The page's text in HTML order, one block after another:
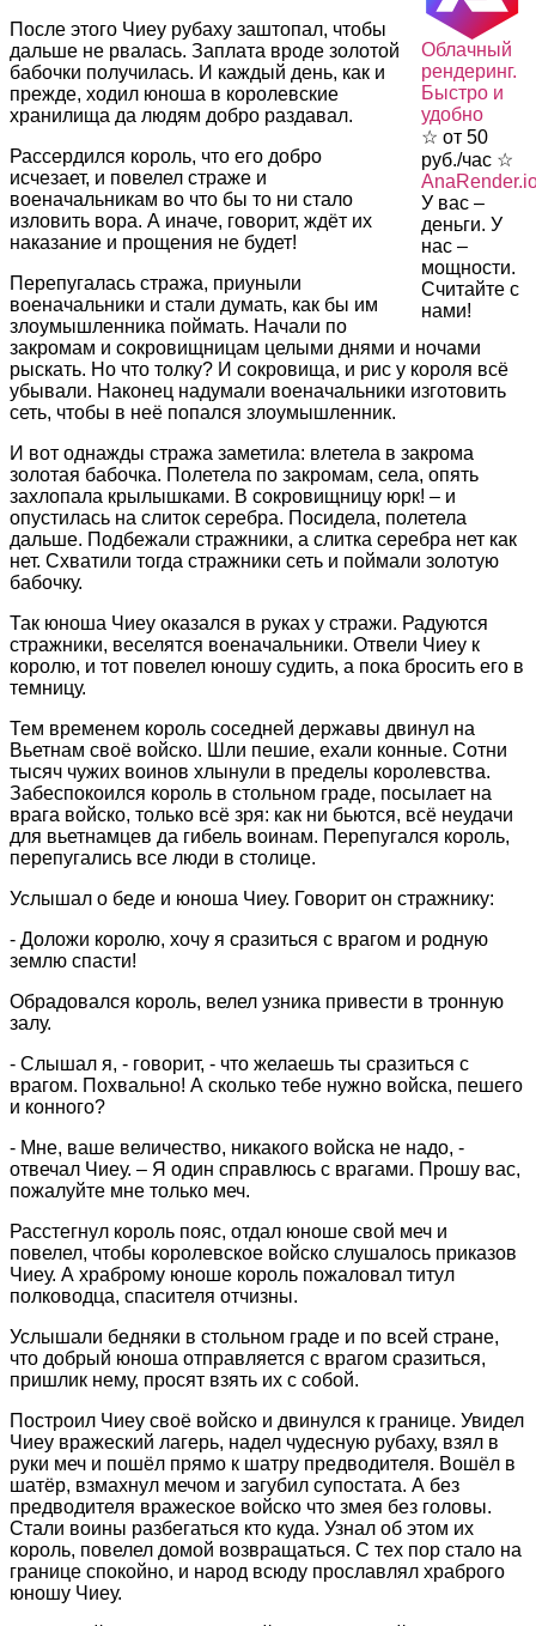
Облачный
рендеринг.
Быстро и
удобно
☆ от 50
руб./час ☆
У вас –
деньги. У
нас –
мощности.
Считайте с
нами!
После этого Чиеу рубаху заштопал, чтобы
дальше не рвалась. Заплата вроде золотой
бабочки получилась. И каждый день, как и
прежде, ходил юноша в королевские
хранилища да людям добро раздавал.
Рассердился король, что его добро
исчезает, и повелел страже и
военачальникам во что бы то ни стало
изловить вора. А иначе, говорит, ждёт их
наказание и прощения не будет!
Перепугалась стража, приуныли
военачальники и стали думать, как бы им
злоумышленника поймать. Начали по
закромам и сокровищницам целыми днями и ночами
рыскать. Но что толку? И сокровища, и рис у короля всё
убывали. Наконец надумали военачальники изготовить
сеть, чтобы в неё попался злоумышленник.
И вот однажды стража заметила: влетела в закрома
золотая бабочка. Полетела по закромам, села, опять
захлопала крылышками. В сокровищницу юрк! – и
опустилась на слиток серебра. Посидела, полетела
дальше. Подбежали стражники, а слитка серебра нет как
нет. Схватили тогда стражники сеть и поймали золотую
бабочку.
Так юноша Чиеу оказался в руках у стражи. Радуются
стражники, веселятся военачальники. Отвели Чиеу к
королю, и тот повелел юношу судить, а пока бросить его в
темницу.
Тем временем король соседней державы двинул на
Вьетнам своё войско. Шли пешие, ехали конные. Сотни
тысяч чужих воинов хлынули в пределы королевства.
Забеспокоился король в стольном граде, посылает на
врага войско, только всё зря: как ни бьются, всё неудачи
для вьетнамцев да гибель воинам. Перепугался король,
перепугались все люди в столице.
Услышал о беде и юноша Чиеу. Говорит он стражнику:
- Доложи королю, хочу я сразиться с врагом и родную
землю спасти!
Обрадовался король, велел узника привести в тронную
залу.
- Слышал я, - говорит, - что желаешь ты сразиться с
врагом. Похвально! А сколько тебе нужно войска, пешего
и конного?
- Мне, ваше величество, никакого войска не надо, -
отвечал Чиеу. – Я один справлюсь с врагами. Прошу вас,
пожалуйте мне только меч.
Расстегнул король пояс, отдал юноше свой меч и
повелел, чтобы королевское войско слушалось приказов
Чиеу. А храброму юноше король пожаловал титул
полководца, спасителя отчизны.
Услышали бедняки в стольном граде и по всей стране,
что добрый юноша отправляется с врагом сразиться,
пришлик нему, просят взять их с собой.
Построил Чиеу своё войско и двинулся к границе. Увидел
Чиеу вражеский лагерь, надел чудесную рубаху, взял в
руки меч и пошёл прямо к шатру предводителя. Вошёл в
шатёр, взмахнул мечом и загубил супостата. А без
предводителя вражеское войско что змея без головы.
Стали воины разбегаться кто куда. Узнал об этом их
король, повелел домой возвращаться. С тех пор стало на
границе спокойно, и народ всюду прославлял храброго
юношу Чиеу.